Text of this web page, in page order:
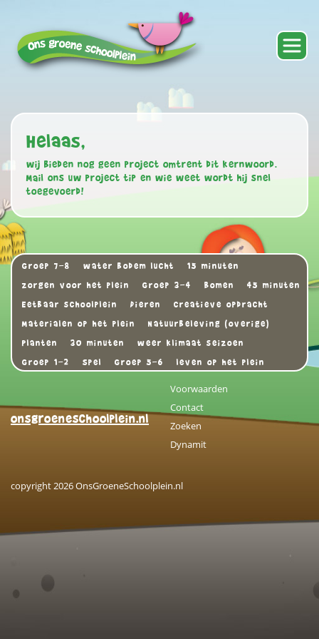
Helaas,
wij bieden nog geen project omtrent dit kernwoord.
Mail ons uw project tip en wie weet wordt hij snel
toegevoerd!
Groep 7-8 water bodem lucht
15 minuten
zorgen voor het plein
Groep 3-4 Bomen
45 minuten
Eetbaar schoolplein
Dieren
Creatieve opdracht
Materialen op het plein
Natuurbeleving (overige)
Planten
30 minuten
weer klimaat seizoen
Groep 1-2
Spel Groep 5-6 leven op het plein
onsgroeneschoolplein.nl
Voorwaarden
Contact
Zoeken
Dynamit
copyright 2026 OnsGroeneSchoolplein.nl